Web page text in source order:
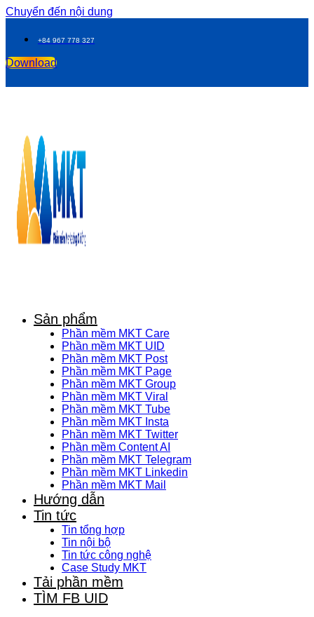
Chuyển đến nội dung
+84 967 778 327
Download
Sản phẩm
Phần mềm MKT Care
Phần mềm MKT UID
Phần mềm MKT Post
Phần mềm MKT Page
Phần mềm MKT Group
Phần mềm MKT Viral
Phần mềm MKT Tube
Phần mềm MKT Insta
Phần mềm MKT Twitter
Phần mềm Content AI
Phần mềm MKT Telegram
Phần mềm MKT Linkedin
Phần mềm MKT Mail
Hướng dẫn
Tin tức
Tin tổng hợp
Tin nội bộ
Tin tức công nghệ
Case Study MKT
Tải phần mềm
TÌM FB UID